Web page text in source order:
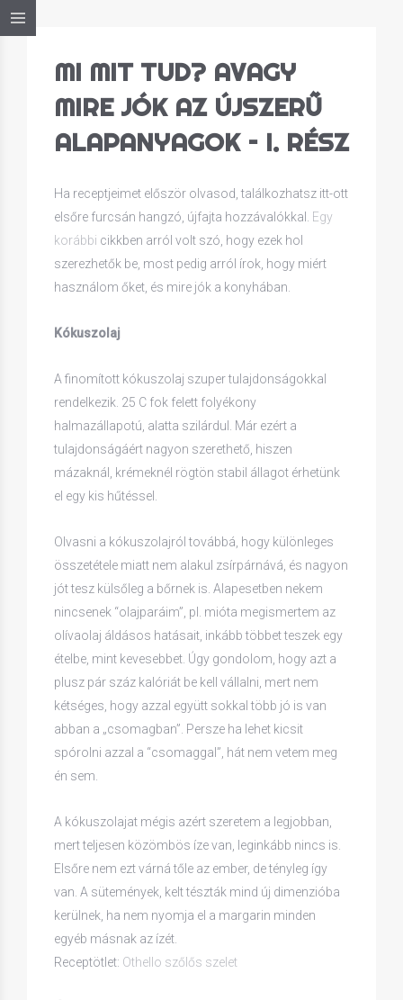
MI MIT TUD? AVAGY
MIRE JÓK AZ ÚJSZERŰ
ALAPANYAGOK – I. RÉSZ
Ha receptjeimet először olvasod, találkozhatsz itt-ott
elsőre furcsán hangzó, újfajta hozzávalókkal.
Egy
korábbi cikkben arról volt szó, hogy ezek hol
szerezhetők be, most pedig arról írok, hogy miért
használom őket, és mire jók a konyhában.
Kókuszolaj
A finomított kókuszolaj szuper tulajdonságokkal
rendelkezik. 25 C fok felett folyékony
halmazállapotú, alatta szilárdul. Már ezért a
tulajdonságáért nagyon szerethető, hiszen
mázaknál, krémeknél rögtön stabil állagot érhetünk
el egy kis hűtéssel.
Olvasni a kókuszolajról továbbá, hogy különleges
összetétele miatt nem alakul zsírpárnává, és nagyon
jót tesz külsőleg a bőrnek is. Alapesetben nekem
nincsenek “olajparáim”, pl. mióta megismertem az
olívaolaj áldásos hatásait, inkább többet teszek egy
ételbe, mint kevesebbet. Úgy gondolom, hogy azt a
plusz pár száz kalóriát be kell vállalni, mert nem
kétséges, hogy azzal együtt sokkal több jó is van
abban a „csomagban”. Persze ha lehet kicsit
spórolni azzal a “csomaggal”, hát nem vetem meg
én sem.
A kókuszolajat mégis azért szeretem a legjobban,
mert teljesen közömbös íze van, leginkább nincs is.
Elsőre nem ezt várná tőle az ember, de tényleg így
van. A sütemények, kelt tészták mind új dimenzióba
kerülnek, ha nem nyomja el a margarin minden
egyéb másnak az ízét.
Receptötlet: Othello szőlős szelet